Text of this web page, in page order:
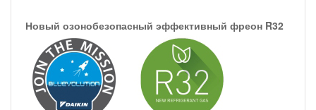
Новый озонобезопасный эффективный фреон R32